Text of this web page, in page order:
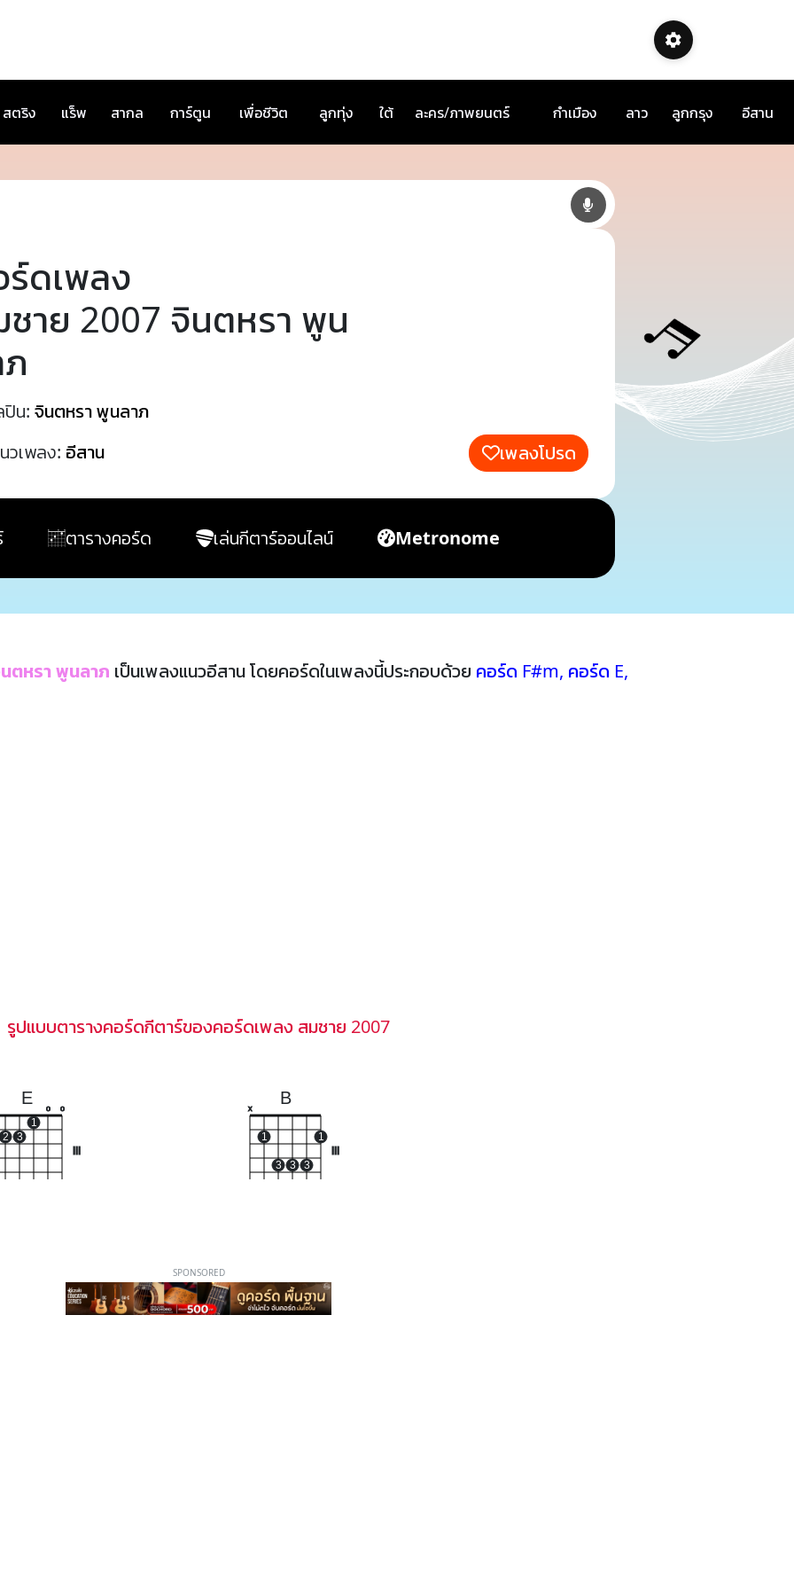
สตริง แร็พ สากล การ์ตูน เพื่อชีวิต ลูกทุ่ง ใต้ ละคร/ภาพยนตร์ กำเมือง ลาว ลูกกรุง อีสาน
ร์ดเพลง
ชาย 2007 จินตหรา พูน
ปิน: จินตหรา พูนลาภ
วเพลง: อีสาน เพลงโปรด
ตารางคอร์ด เล่นกีตาร์ออนไลน์ Metronome
ตหรา พูนลาภ เป็นเพลงแนวอีสาน โดยคอร์ดในเพลงนี้ประกอบด้วย คอร์ด F#m, คอร์ด E,
รูปแบบตารางคอร์ดกีตาร์ของคอร์ดเพลง สมชาย 2007
E
2 3
1
o o
B
x
1
3 3 3
1
SPONSORED